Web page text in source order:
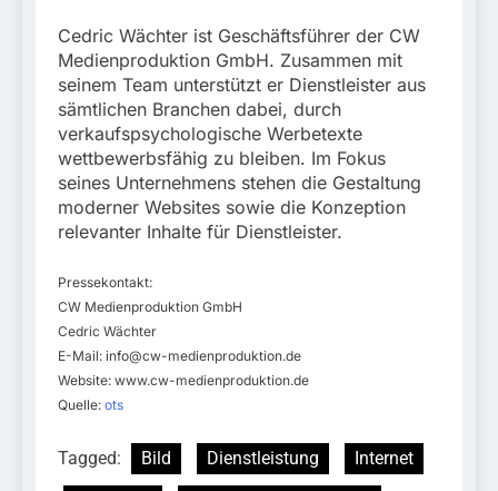
Cedric Wächter ist Geschäftsführer der CW
Medienproduktion GmbH. Zusammen mit
seinem Team unterstützt er Dienstleister aus
sämtlichen Branchen dabei, durch
verkaufspsychologische Werbetexte
wettbewerbsfähig zu bleiben. Im Fokus
seines Unternehmens stehen die Gestaltung
moderner Websites sowie die Konzeption
relevanter Inhalte für Dienstleister.
Pressekontakt:
CW Medienproduktion GmbH
Cedric Wächter
E-Mail: info@cw-medienproduktion.de
Website: www.cw-medienproduktion.de
Quelle: ots
Tagged: Bild Dienstleistung
Internet